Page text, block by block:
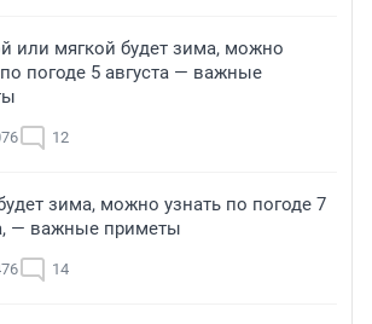
или мягкой будет зима, можно
погоде 5 августа — важные
12
зима, можно узнать по погоде 7
— важные приметы
14